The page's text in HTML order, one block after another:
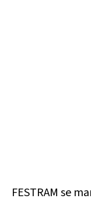
FESTRAM se